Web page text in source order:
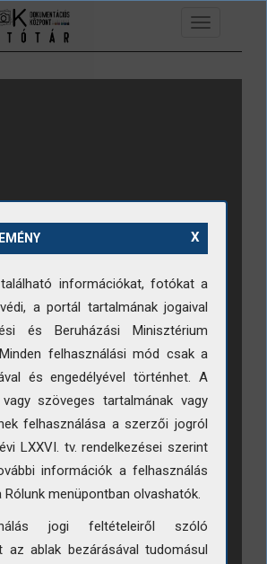
Toggle
navigation
X
információkat, fotókat a
a portál tartalmának jogaival
és Beruházási Minisztérium
felhasználási mód csak a
és engedélyével történhet. A
szöveges tartalmának vagy
felhasználása a szerzői jogról
LXXVI. tv. rendelkezései szerint
információk a felhasználás
menüpontban olvashatók.
jogi feltételeiről szóló
az ablak bezárásával tudomásul